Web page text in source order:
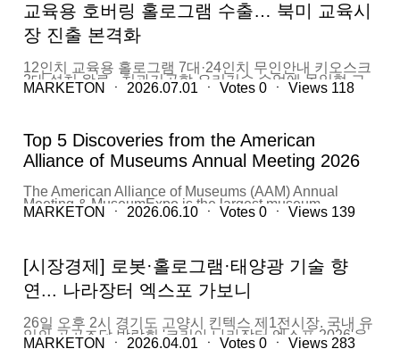
교육용 호버링 홀로그램 수출… 북미 교육시
장 진출 본격화
12인치 교육용 홀로그램 7대·24인치 무인안내 키오스크
2대 설치 완료 - 치과기공학·요리기술 수업에 몰입형 교
육 도구로 활용 - 조달청 '혁신제품 수출선도형 시범구매
D.C. 소재 컬럼비아 대학(Columbia College)에 교육용
호버링 홀로그램 제품을 수출하고, 지난 6월 11일 현지
설치를 완료했다고 12일 밝혔다. 이번에 수출된 제품은
수업용 교구재로 활용되는 12인치 호버링 홀로그램 7대
은 이번 수출을 통해 미국 교육시장에 본격적으로 진출하
는 성과를 거두었다. 컬럼비아 대학은 12인치 홀로그램
제품을 치과기공학(Dental Laboratory Technology)과 요
적으로 보여주는 몰입형 수업 도구로 활용되며, 요리기술
과정에서는 음식 재료와 조리 과정, 재료 변화에 따른 맛·
질감의 차이 등을 시각적으로 설명하는 데 활용될 예정이
다. 마케톤의 호버링 홀로그램 제품은 VR 안경이나 별도
볼 수 있는 것이 특징이다. 기존 2D 화면만으로는 설명하
기 어려웠던 복잡한 구조와 과정을 실감형 콘텐츠로 구현
할 수 있어, 교육 현장의 집중도와 몰입도를 높이는 데 효
MARKETON ㆍ 2026.07.01 ㆍ Votes 0 ㆍ Views 118
Top 5 Discoveries from the American
Alliance of Museums Annual Meeting 2026
The American Alliance of Museums (AAM) Annual
Meeting & MuseumExpo is the largest museum
conference in the world, bringing together professionals
platform for sharing ideas, exploring new approaches,
and building transformative partnerships across the
cultural sector. AAM 2026 took place in Philadelphia,
Pennsylvania, from May 20–23, under the theme The
Museum Odyssey. The conference program explored
the evolving role of museums through four thematic
tracks—Museums as Timekeepers, Time Travelers,
MARKETON ㆍ 2026.06.10 ㆍ Votes 0 ㆍ Views 139
[시장경제] 로봇·홀로그램·태양광 기술 향
연... 나라장터 엑스포 가보니
26일 오후 2시 경기도 고양시 킨텍스 제1전시장. 국내 유
일의 공공조달 박람회 '코리아 나라장터 엑스포 2026'을
MARKETON ㆍ 2026.04.01 ㆍ Votes 0 ㆍ Views 283